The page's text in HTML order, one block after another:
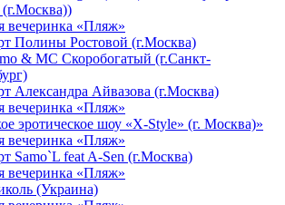
(г.Москва))
вечеринка «Пляж»
Полины Ростовой (г.Москва)
& МС Скоробогатый (г.Санкт-
Александра Айвазова (г.Москва)
вечеринка «Пляж»
эротическое шоу «X-Style» (г. Москва)»
вечеринка «Пляж»
Samo`L feat A-Sen (г.Москва)
вечеринка «Пляж»
(Украина)